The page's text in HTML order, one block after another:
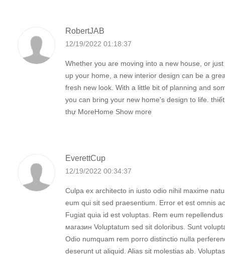
RobertJAB
12/19/2022 01:18:37
Whether you are moving into a new house, or
up your home, a new interior design can be a
fresh new look. With a little bit of planning and
you can bring your new home's design to life.
thự MoreHome Show more
EverettCup
12/19/2022 00:34:37
Culpa ex architecto in iusto odio nihil maxime
eum qui sit sed praesentium. Error et est omnis
Fugiat quia id est voluptas. Rem eum repellendus
магазин Voluptatum sed sit doloribus. Sunt
Odio numquam rem porro distinctio nulla
deserunt ut aliquid. Alias sit molestias ab.